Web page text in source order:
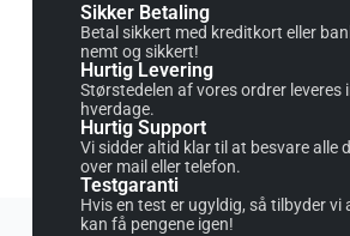
Sikker Betaling
Betal sikkert med kreditkort eller
nemt og sikkert!
Hurtig Levering
Størstedelen af vores ordrer leveres
hverdage.
Hurtig Support
Vi sidder altid klar til at besvare alle
over mail eller telefon.
Testgaranti
Hvis en test er ugyldig, så tilbyder vi
kan få pengene igen!